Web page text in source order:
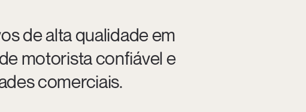
de alta qualidade em
motorista confiável e
comerciais.